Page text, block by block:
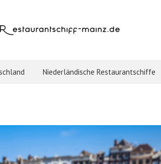
Niederländische Restaurantschiffe